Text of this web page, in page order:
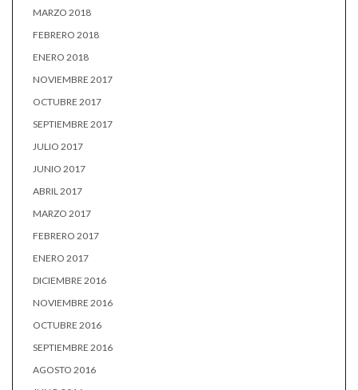
MARZO 2018
FEBRERO 2018
ENERO 2018
NOVIEMBRE 2017
OCTUBRE 2017
SEPTIEMBRE 2017
JULIO 2017
JUNIO 2017
ABRIL 2017
MARZO 2017
FEBRERO 2017
ENERO 2017
DICIEMBRE 2016
NOVIEMBRE 2016
OCTUBRE 2016
SEPTIEMBRE 2016
AGOSTO 2016